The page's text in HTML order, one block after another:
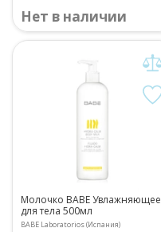
Нет в наличии
Молочко BABE Увлажняющее
для тела 500мл
BABE Laboratorios (Испания)